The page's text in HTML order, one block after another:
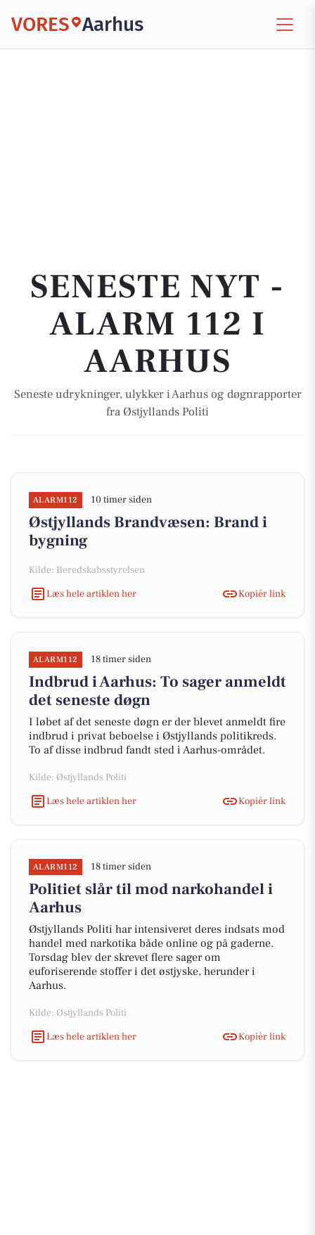
VORES Aarhus
SENESTE NYT -
ALARM 112 I
AARHUS
Seneste udrykninger, ulykker i Aarhus og døgnrapporter
fra Østjyllands Politi
ALARM112 10 timer siden
Østjyllands Brandvæsen: Brand i
bygning
Kilde: Beredskabsstyrelsen
Læs hele artiklen her
Kopiér link
ALARM112 18 timer siden
Indbrud i Aarhus: To sager anmeldt
det seneste døgn
I løbet af det seneste døgn er der blevet anmeldt fire
indbrud i privat beboelse i Østjyllands politikreds.
To af disse indbrud fandt sted i Aarhus-området.
Kilde: Østjyllands Politi
Læs hele artiklen her
Kopiér link
ALARM112 18 timer siden
Politiet slår til mod narkohandel i
Aarhus
Østjyllands Politi har intensiveret deres indsats mod
handel med narkotika både online og på gaderne.
Torsdag blev der skrevet flere sager om
euforiserende stoffer i det østjyske, herunder i
Aarhus.
Kilde: Østjyllands Politi
Læs hele artiklen her
Kopiér link